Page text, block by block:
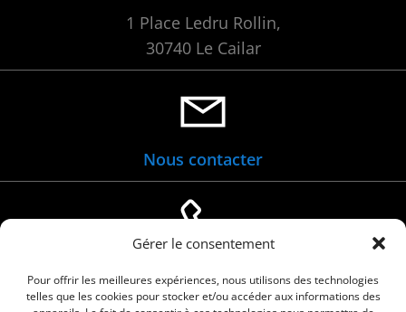
Gérer le consentement
Pour offrir les meilleures expériences, nous utilisons des technologies
telles que les cookies pour stocker et/ou accéder aux informations des
1 Place Ledru Rollin,
30740 Le Cailar
Nous contacter
04 66 88 01 05